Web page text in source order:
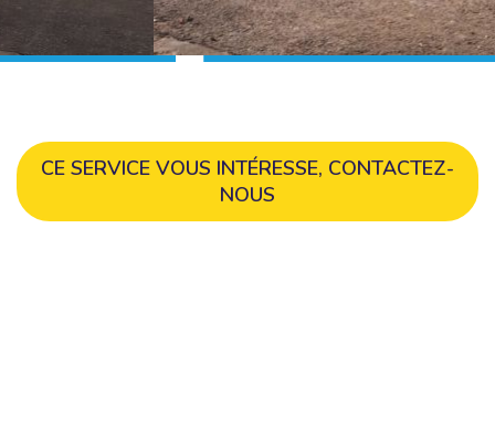
CE SERVICE VOUS INTÉRESSE, CONTACTEZ-
NOUS